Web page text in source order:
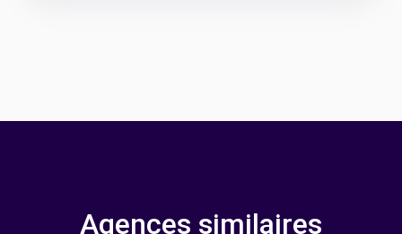
Agences similaires